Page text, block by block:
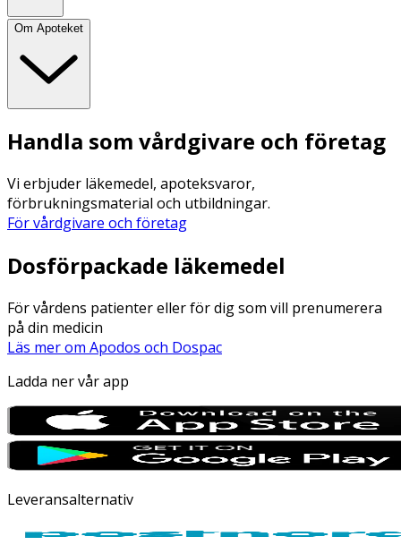
Om Apoteket
Handla som vårdgivare och företag
Vi erbjuder läkemedel, apoteksvaror,
förbrukningsmaterial och utbildningar.
För vårdgivare och företag
Dosförpackade läkemedel
För vårdens patienter eller för dig som vill prenumerera
på din medicin
Läs mer om Apodos och Dospac
Ladda ner vår app
Leveransalternativ